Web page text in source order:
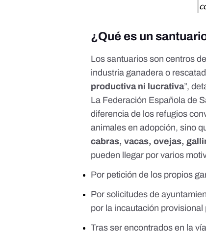
¿Qué es un
Los santuarios son centros
industria ganadera o
productiva ni lucrativa”,
La Federación Española de
diferencia de los refugios
animales en adopción, sino
cabras, vacas, ovejas,
pueden llegar por varios
Por petición de los propios
Por solicitudes de
por la incautación
Tras ser encontrados en la